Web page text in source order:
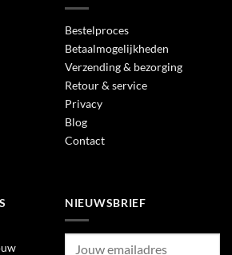
Bestelproces
Betaalmogelijkheden
Verzending & bezorging
Retour & service
Privacy
Blog
Contact
NIEUWSBRIEF